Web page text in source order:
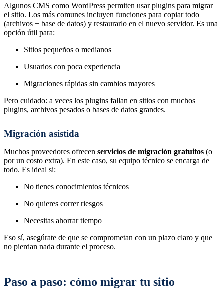
Algunos CMS como WordPress permiten usar plugins para migrar
el sitio. Los más comunes incluyen funciones para copiar todo
(archivos + base de datos) y restaurarlo en el nuevo servidor. Es una
opción útil para:
Sitios pequeños o medianos
Usuarios con poca experiencia
Migraciones rápidas sin cambios mayores
Pero cuidado: a veces los plugins fallan en sitios con muchos
plugins, archivos pesados o bases de datos grandes.
Migración asistida
Muchos proveedores ofrecen servicios de migración gratuitos (o
por un costo extra). En este caso, su equipo técnico se encarga de
todo. Es ideal si:
No tienes conocimientos técnicos
No quieres correr riesgos
Necesitas ahorrar tiempo
Eso sí, asegúrate de que se comprometan con un plazo claro y que
no pierdan nada durante el proceso.
Paso a paso: cómo migrar tu sitio